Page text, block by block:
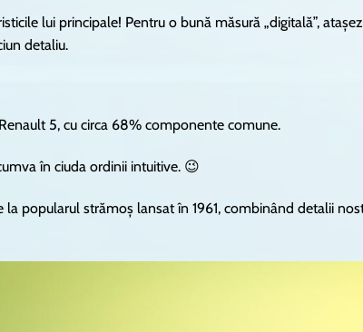
lui principale! Pentru o bună măsură „digitală”,
detaliu.
5, cu circa 68% componente comune.
în ciuda ordinii intuitive. 😉
la popularul strămoș lansat în 1961, combinând detalii